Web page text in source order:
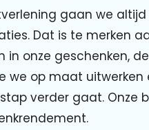
gaan we
Dat is te merken
in onze geschenken,
we op maat uitwerken
verder gaat. Onze